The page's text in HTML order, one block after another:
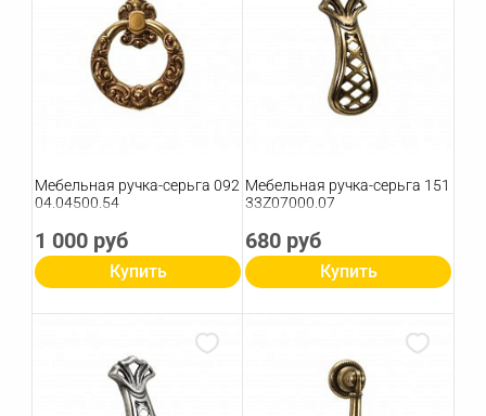
Мебельная ручка-серьга 092
04.04500.54
1 000 руб
Купить
Мебельная ручка-серьга 151
33Z07000.07
680 руб
Купить